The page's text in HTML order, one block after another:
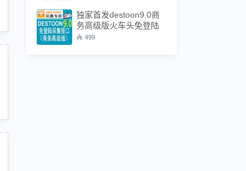
独家首发destoon9.0商
务高级版火车头免登陆
发布接口 destoon模拟人
499